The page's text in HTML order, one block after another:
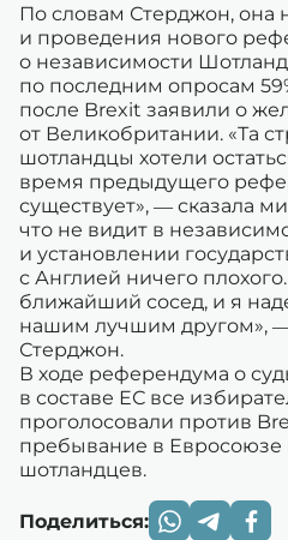
По словам Стерджон, она
и проведения нового
о независимости
по последним опросам
после Brexit заявили о
от Великобритании. «Та
шотландцы хотели
время предыдущего
существует», — сказала
что не видит в
и установлении
с Англией ничего
ближайший сосед, и я
нашим лучшим другом»,
Стерджон.
В ходе референдума о
в составе ЕС все
проголосовали против
пребывание в Евросоюзе
шотландцев.
Поделиться: